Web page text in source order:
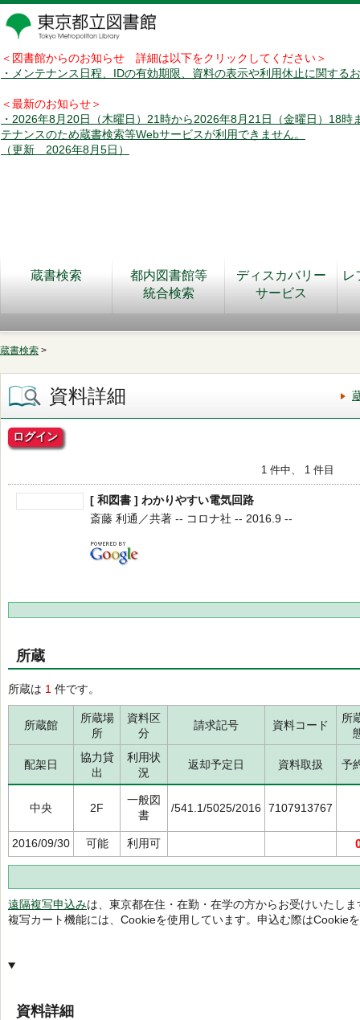
＜図書館からのお知らせ 詳細は以下をクリックしてください＞
・メンテナンス日程、IDの有効期限、資料の表示や利用休止に関する
＜最新のお知らせ＞
・2026年8月20日（木曜日）21時から2026年8月21日（金曜日）18時
テナンスのため蔵書検索等Webサービスが利用できません。
（更新 2026年8月5日）
蔵書検索
都内図書館等
統合検索
ディスカバリー
サービス
レ
蔵書検索 >
資料詳細
ログイン
1 件中、 1 件目
[ 和図書 ] わかりやすい電気回路
斎藤 利通／共著 -- コロナ社 -- 2016.9 --
所蔵
所蔵は 1 件です。
所蔵館
所蔵場
所
資料区
分
請求記号 資料コード
所
配架日
協力貸
出
利用状
況
返却予定日 資料取扱 予
中央 2F
一般図
書
/541.1/5025/2016 7107913767
2016/09/30 可能 利用可
遠隔複写申込みは、東京都在住・在勤・在学の方からお受けいたしま
複写カート機能には、Cookieを使用しています。申込む際はCookie
資料詳細